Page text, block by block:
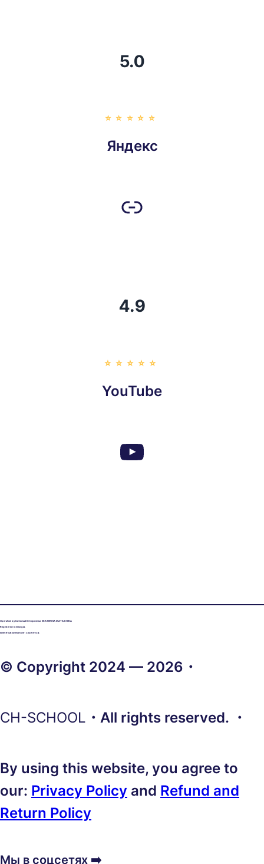
5.0
⭐️⭐️⭐️⭐️⭐️
Яндекс
4.9
⭐️⭐️⭐️⭐️⭐️
YouTube
Operated by Individual Entrepreneur EKATERINA MATIUKHINA
Registered in Georgia.
Identification Number: 322769134
© Copyright 2024 — 2026・
CH-SCHOOL ・All rights reserved. ・
By using this website, you agree to
our: Privacy Policy and Refund and
Return Policy
Мы в соцсетях ➡️